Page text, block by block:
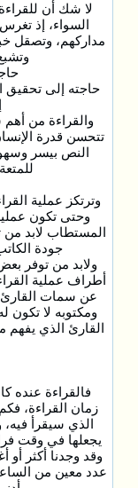
لا شك أن
السواء، إذ
مداركهم، وتصقل
حاجته إلى تحقيق
والقراءة من
تتحسن قدرة
النص بيسر
وترتكز عملية
وحتى تكون
المستطاب لابد من
جودة
ولابد من توفر
أطراف عملية
عن سمات القارئ
ومكتوبه لا تكون
القارئ الذي يفهم
فالقراءة عنده
زمان القراءة،
الذي سيقرأ
يجعلها في وقت
وقد وجدنا أكثر
عدد معين من